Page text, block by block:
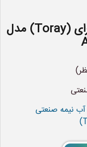
فیلتر ممبران 100 گالن گلد تورای (Toray) مدل
آب نیمه صنعتی